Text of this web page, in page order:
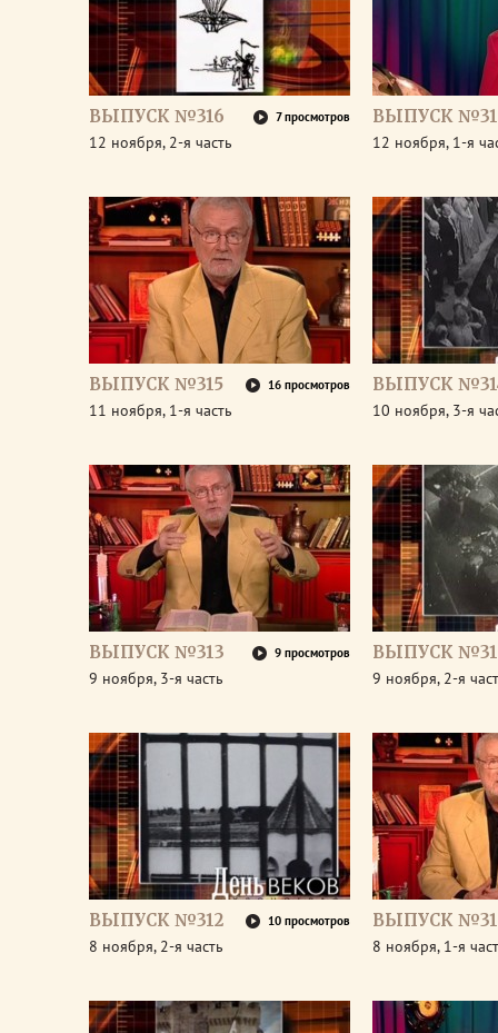
ВЫПУСК №316 7 просмотров
12 ноября, 2-я часть
ВЫПУСК
12 ноября, 1-я
ВЫПУСК №315 16 просмотров
11 ноября, 1-я часть
ВЫПУСК
10 ноября, 3-я
ВЫПУСК №313 9 просмотров
9 ноября, 3-я часть
ВЫПУСК
9 ноября, 2-я
ВЫПУСК №312 10 просмотров
8 ноября, 2-я часть
ВЫПУСК
8 ноября, 1-я